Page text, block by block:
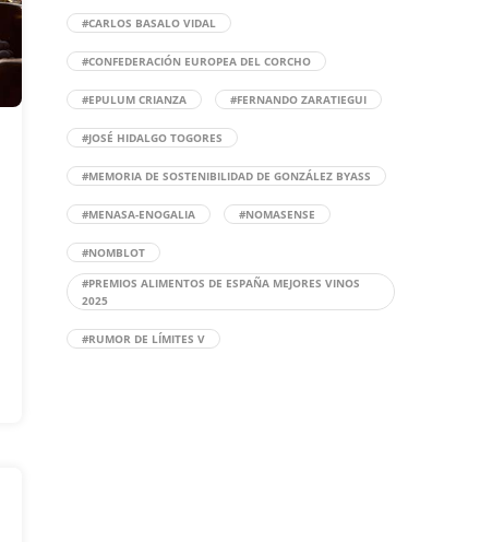
#CARLOS BASALO VIDAL
#CONFEDERACIÓN EUROPEA DEL CORCHO
#EPULUM CRIANZA #FERNANDO ZARATIEGUI
#JOSÉ HIDALGO TOGORES
#MEMORIA DE SOSTENIBILIDAD DE GONZÁLEZ BYASS
#MENASA-ENOGALIA #NOMASENSE
#NOMBLOT
#PREMIOS ALIMENTOS DE ESPAÑA MEJORES VINOS
2025
#RUMOR DE LÍMITES V